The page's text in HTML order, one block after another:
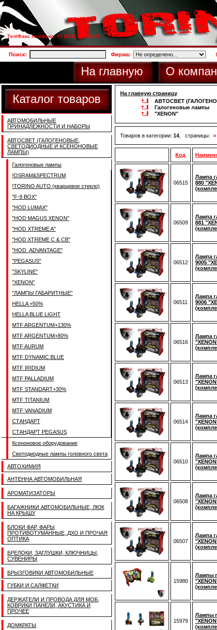
Тел/Факс тел/факс: +7 (925) 733-66-27
Поиск: Фирма:
На главную О
Каталог товаров
АВТОМОБИЛЬНЫЕ
ПРИНАДЛЕЖНОСТИ И НАБОРЫ
АВТОСВЕТ (ГАЛОГЕНОВЫЕ,
СВЕТОДИОДНЫЕ И КСЕНОНОВЫЕ
ЛАМПЫ)
Галогеновые лампы
!OSRAM&SPECTRUM
!TORINO AUTO (кварцевое стекло)
"F-9 BOX"
"HOD LUMAX"
"HOD MAGUS XENON"
"HOD XTREME A"
"HOD XTREME C & CB"
"HOD_ADVANTAGE"
"PEGASUS"
"SKYLINE"
"XENON"
"ЛАМПЫ ГАБАРИТНЫЕ"
HELLA +50%
HELLA BLUE LIGHT
MTF ARGENTUM+130%
MTF ARGENTUM+80%
MTF AURUM
MTF DYNAMIC BLUE
MTF IRIDIUM
MTF PALLADIUM
MTF STANDART+30%
MTF TITANIUM
MTF VANADIUM
СТАНДАРТ
СТАНДАРТ PEGASUS
Ксеноновое оборудование
Светодиодные лампы головного света
АВТОХИМИЯ
АНТЕННА АВТОМОБИЛЬНАЯ
АРОМАТИЗАТОРЫ
БАГАЖНИКИ АВТОМОБИЛЬНЫЕ, ЛЮК
НА КРЫШУ
БЛОКИ ФАР, ФАРЫ
ПРОТИВОТУМАННЫЕ, ДХО И ПРОЧАЯ
ОПТИКА
БРЕЛОКИ, ЗАГЛУШКИ, КЛЮЧНИЦЫ,
СУВЕНИРЫ
БРЫЗГОВИКИ АВТОМОБИЛЬНЫЕ
ГУБКИ И САЛФЕТКИ
ДЕРЖАТЕЛИ И ПРОВОДА ДЛЯ МОБ,
КОВРИКИ ПАНЕЛИ, АКУСТИКА И
ПРОЧЕЕ
ДОМКРАТЫ
На главную страницу
АВТОСВЕТ
Галогеновые лампы
"XENON"
Товаров в категории: 14 , страницы: »
Код
06515
Лампа
880
06509
Лампа
881
06512
Лампа
9005
06511
Лампа
9006
06516
Лампа
06513
Лампа
06514
Лампа
06510
Лампа
06508
Лампа
06507
Лампа
15980
Лампы
15979
Лампы